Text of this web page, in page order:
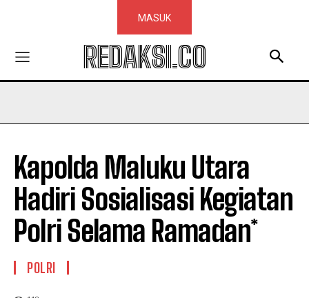
MASUK
REDAKSI.CO
Kapolda Maluku Utara
Hadiri Sosialisasi Kegiatan
Polri Selama Ramadan*
POLRI